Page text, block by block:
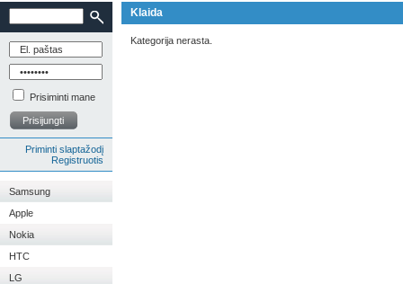
Prisiminti mane
Prisijungti
Priminti slaptažodį
Registruotis
Samsung
Apple
Nokia
HTC
LG
Klaida
Kategorija nerasta.